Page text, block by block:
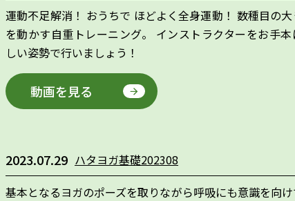
運動不足解消！ おうちで ほどよく全身運動！ 数種目の
を動かす自重トレーニング。 インストラクターをお手
しい姿勢で行いましょう！
動画を見る
2023.07.29 ハタヨガ基礎202308
基本となるヨガのポーズを取りながら呼吸にも意識を向